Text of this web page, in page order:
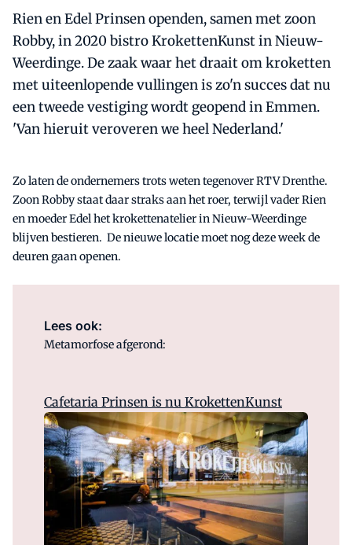
Rien en Edel Prinsen openden, samen met zoon
Robby, in 2020 bistro KrokettenKunst in Nieuw-
Weerdinge. De zaak waar het draait om kroketten
met uiteenlopende vullingen is zo'n succes dat nu
een tweede vestiging wordt geopend in Emmen.
'Van hieruit veroveren we heel Nederland.'
Zo laten de ondernemers trots weten tegenover RTV Drenthe.
Zoon Robby staat daar straks aan het roer, terwijl vader Rien
en moeder Edel het krokettenatelier in Nieuw-Weerdinge
blijven bestieren. De nieuwe locatie moet nog deze week de
deuren gaan openen.
Lees ook:
Metamorfose afgerond:
Cafetaria Prinsen is nu KrokettenKunst